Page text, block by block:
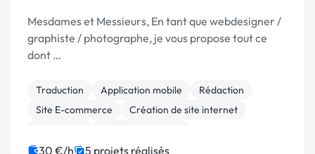
Mesdames et Messieurs, En tant que webdesigner /
graphiste / photographe, je vous propose tout ce
dont …
Traduction Application mobile
Rédaction
Site E-commerce
Création de site internet
Print (flyer, plaquette, affiche...)
30 €/h 5 projets réalisés